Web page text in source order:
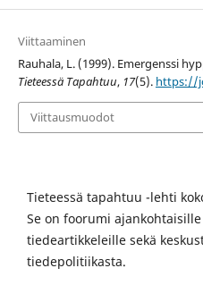
Viittaaminen
Rauhala, L. (1999). Emergenssi
Tieteessä Tapahtuu, 17(5). https://
Viittausmuodot
Tieteessä tapahtuu -lehti
Se on foorumi
tiedeartikkeleille sekä
tiedepolitiikasta.